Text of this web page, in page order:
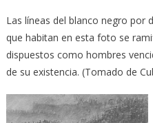
Las líneas del blanco negro por
que habitan en esta foto se
dispuestos como hombres
de su existencia. (Tomado de